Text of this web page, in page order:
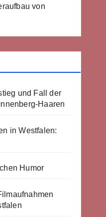
von
und Fall der
Haaren
in Westfalen:
Humor